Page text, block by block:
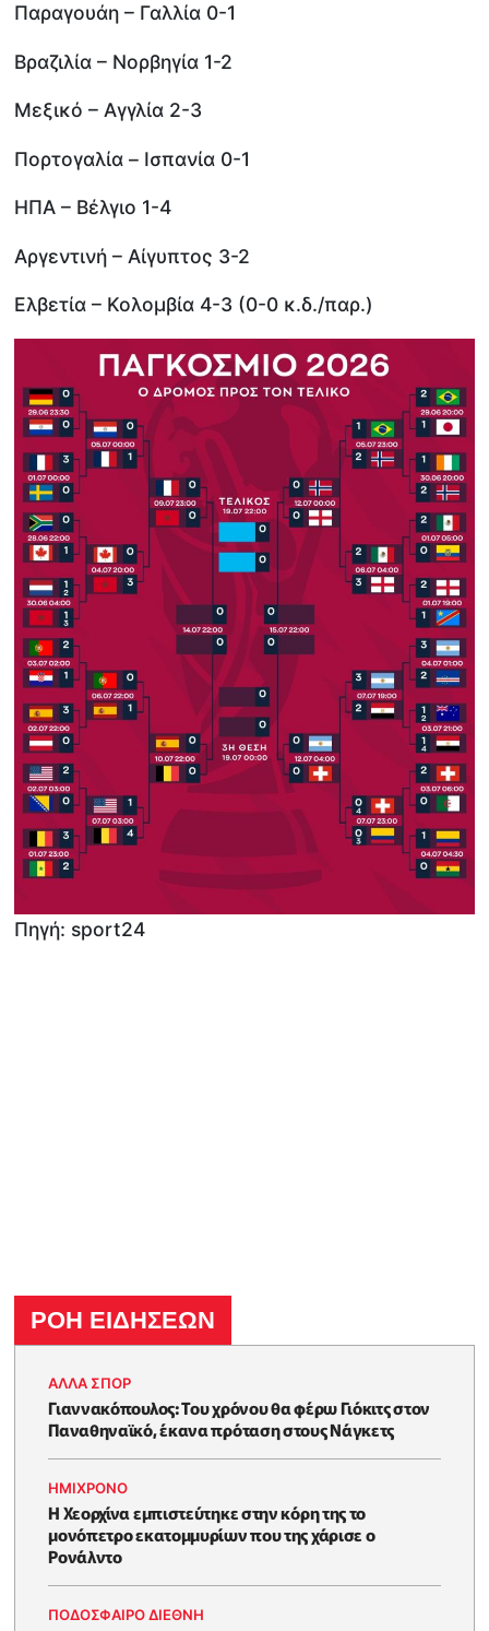
Παραγουάη – Γαλλία 0-1
Βραζιλία – Νορβηγία 1-2
Μεξικό – Αγγλία 2-3
Πορτογαλία – Ισπανία 0-1
ΗΠΑ – Βέλγιο 1-4
Αργεντινή – Αίγυπτος 3-2
Ελβετία – Κολομβία 4-3 (0-0 κ.δ./παρ.)
Πηγή: sport24
ΡΟΗ ΕΙΔΗΣΕΩΝ
ΑΛΛΑ ΣΠΟΡ
Γιαννακόπουλος: Του χρόνου θα φέρω Γιόκιτς στον
Παναθηναϊκό, έκανα πρόταση στους Νάγκετς
HΜΊΧΡΟΝΟ
Η Χεορχίνα εμπιστεύτηκε στην κόρη της το
μονόπετρο εκατομμυρίων που της χάρισε ο
Ρονάλντο
ΠΟΔΟΣΦΑΙΡΟ ΔΙΕΘΝΗ